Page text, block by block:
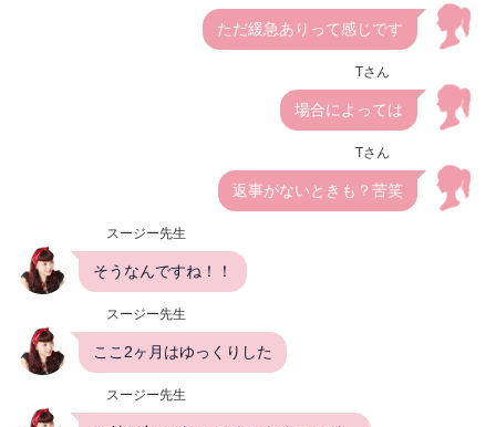
ただ緩急ありって感じです
Tさん
場合によっては
Tさん
返事がないときも？苦笑
スージー先生
そうなんですね！！
スージー先生
ここ2ヶ月はゆっくりした
スージー先生